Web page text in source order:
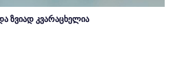
ზვიად კვარაცხელია